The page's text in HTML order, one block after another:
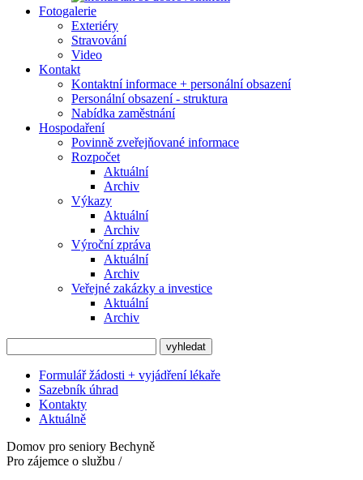
Fotogalerie
Exteriéry
Stravování
Video
Kontakt
Kontaktní informace + personální obsazení
Personální obsazení - struktura
Nabídka zaměstnání
Hospodaření
Povinně zveřejňované informace
Rozpočet
Aktuální
Archiv
Výkazy
Aktuální
Archiv
Výroční zpráva
Aktuální
Archiv
Veřejné zakázky a investice
Aktuální
Archiv
Formulář žádosti + vyjádření lékaře
Sazebník úhrad
Kontakty
Aktuálně
Domov pro seniory Bechyně
Pro zájemce o službu /